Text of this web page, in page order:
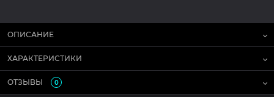
ОПИСАНИЕ
ХАРАКТЕРИСТИКИ
ОТЗЫВЫ 0